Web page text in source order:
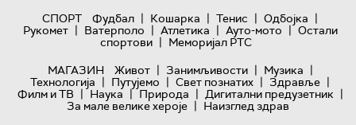
СПОРТ
Фудбал | Кошарка | Тенис | Одбојка |
Рукомет | Ватерполо | Атлетика | Ауто-мото | Остали
спортови | Меморијал РТС
МАГАЗИН
Живот | Занимљивости | Музика |
Технологијa | Путујемо | Свет познатих | Здравље |
Филм и ТВ | Наука | Природа | Дигитални предузетник |
За мале велике хероје | Наизглед здрав